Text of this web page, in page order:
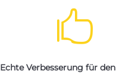

Echte Verbesserung für